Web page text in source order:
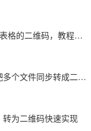
格的二维码，教程分
个文件同步转成二维
为二维码快速实现